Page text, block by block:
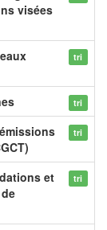
visées
tri
tri
tri
et
tri